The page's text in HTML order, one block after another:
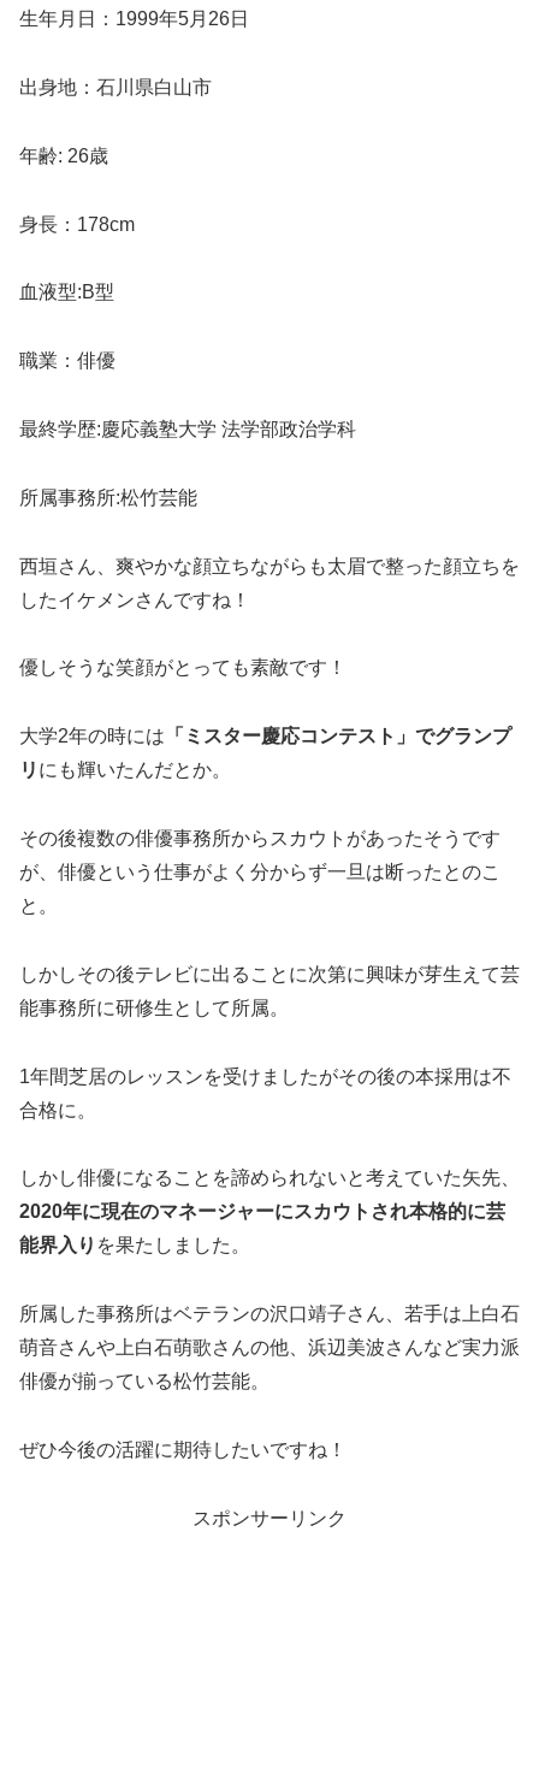
生年月日：1999年5月26日
出身地：石川県白山市
年齢: 26歳
身長：178cm
血液型:B型
職業：俳優
最終学歴:慶応義塾大学 法学部政治学科
所属事務所:松竹芸能
西垣さん、爽やかな顔立ちながらも太眉で整った顔立ちを
したイケメンさんですね！
優しそうな笑顔がとっても素敵です！
大学2年の時には 「ミスター慶応コンテスト」でグランプ
リ にも輝いたんだとか。
その後複数の俳優事務所からスカウトがあったそうです
が、俳優という仕事がよく分からず一旦は断ったとのこ
と。
しかしその後テレビに出ることに次第に興味が芽生えて芸
能事務所に研修生として所属。
1年間芝居のレッスンを受けましたがその後の本採用は不
合格に。
しかし俳優になることを諦められないと考えていた矢先、
2020年に現在のマネージャーにスカウトされ本格的に芸
能界入り を果たしました。
所属した事務所はベテランの沢口靖子さん、若手は上白石
萌音さんや上白石萌歌さんの他、浜辺美波さんなど実力派
俳優が揃っている松竹芸能。
ぜひ今後の活躍に期待したいですね！
スポンサーリンク